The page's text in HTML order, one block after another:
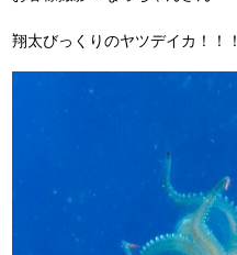
翔太びっくりのヤツデイカ！！！